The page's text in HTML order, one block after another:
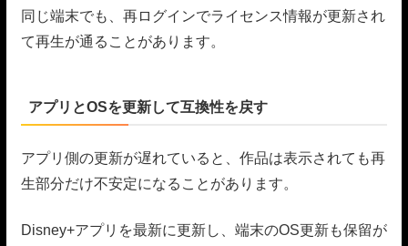
同じ端末でも、再ログインでライセンス情報が更新され
て再生が通ることがあります。
アプリとOSを更新して互換性を戻す
アプリ側の更新が遅れていると、作品は表示されても再
生部分だけ不安定になることがあります。
Disney+アプリを最新に更新し、端末のOS更新も保留が